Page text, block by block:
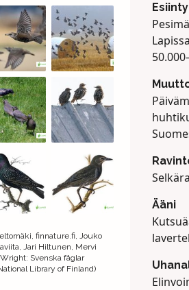
finnature.fi, Jouko
Jari Hiltunen, Mervi
Svenska fåglar
Library of Finland)
Ääni